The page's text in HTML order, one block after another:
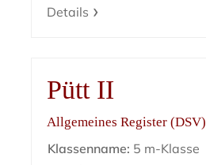
Details
Pütt II
Allgemeines Register (DSV)
Klassenname: 5 m-Klasse